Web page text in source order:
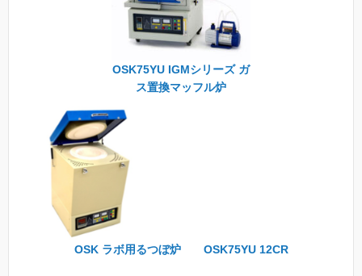
OSK75YU IGMシリーズ ガ
ス置換マッフル炉
OSK ラボ用るつぼ炉 OSK75YU 12CR